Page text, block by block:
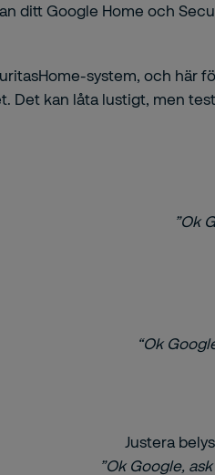
ditt Google Home och
system, och här
Det kan låta lustigt, men
”Ok
“Ok
Justera
”Ok Google,